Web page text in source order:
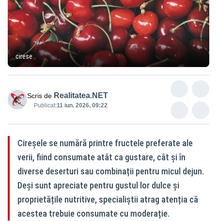
cirese
Scris de Realitatea.NET
Publicat:11 iun. 2026, 09:22
Cireșele se numără printre fructele preferate ale
verii, fiind consumate atât ca gustare, cât și în
diverse deserturi sau combinații pentru micul dejun.
Deși sunt apreciate pentru gustul lor dulce și
proprietățile nutritive, specialiștii atrag atenția că
acestea trebuie consumate cu moderație.